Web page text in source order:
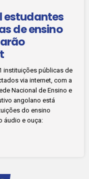
estudantes
de ensino
instituições públicas de
via internet, com a
Nacional de Ensino e
angolano está
do ensino
áudio e ouça: